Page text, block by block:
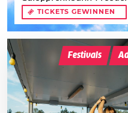
TICKETS GEWINNEN
Festivals